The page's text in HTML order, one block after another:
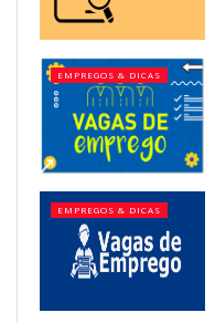
EMPREGOS & DICAS
EMPREGOS & DICAS